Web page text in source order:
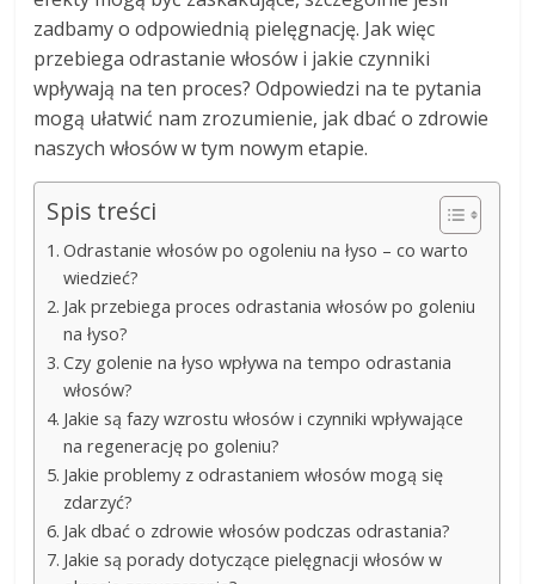
zadbamy o odpowiednią pielęgnację. Jak więc
przebiega odrastanie włosów i jakie czynniki
wpływają na ten proces? Odpowiedzi na te pytania
mogą ułatwić nam zrozumienie, jak dbać o zdrowie
naszych włosów w tym nowym etapie.
Spis treści
Odrastanie włosów po ogoleniu na łyso – co warto
wiedzieć?
Jak przebiega proces odrastania włosów po goleniu
na łyso?
Czy golenie na łyso wpływa na tempo odrastania
włosów?
Jakie są fazy wzrostu włosów i czynniki wpływające
na regenerację po goleniu?
Jakie problemy z odrastaniem włosów mogą się
zdarzyć?
Jak dbać o zdrowie włosów podczas odrastania?
Jakie są porady dotyczące pielęgnacji włosów w